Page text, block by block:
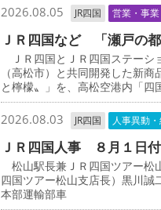
2026.08.05 JR四国 営業・事
ＪＲ四国など 「瀬戸の
ＪＲ四国とＪＲ四国ステーシ
（高松市）と共同開発した新
と檸檬〟」を、高松空港内「四
2026.08.03 JR四国 人事異動
ＪＲ四国人事 ８月１日付
松山駅長兼ＪＲ四国ツアー松
四国ツアー松山支店長）黒川
本部運輸部車